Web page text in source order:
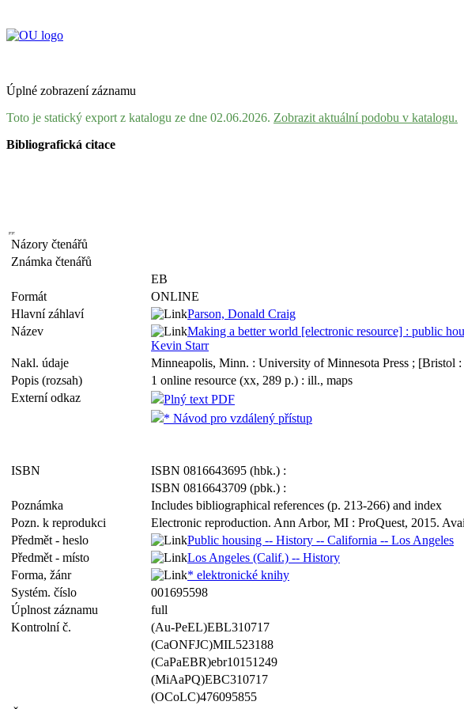
Úplné zobrazení záznamu
Toto je statický export z katalogu ze dne 02.06.2026. Zobrazit aktuální podobu v katalogu.
Bibliografická citace
Názory čtenářů
Známka čtenářů
EB
Formát
ONLINE
Hlavní záhlaví
Parson, Donald Craig
Název
Making a better world [electronic resource] : public
Kevin Starr
Nakl. údaje
Minneapolis, Minn. : University of Minnesota Press ; [Bristol
Popis (rozsah)
1 online resource (xx, 289 p.) : ill., maps
Externí odkaz
Plný text PDF
* Návod pro vzdálený přístup
ISBN
ISBN 0816643695 (hbk.) :
ISBN 0816643709 (pbk.) :
Poznámka
Includes bibliographical references (p. 213-266) and index
Pozn. k reprodukci
Electronic reproduction. Ann Arbor, MI : ProQuest, 2015.
Předmět - heslo
Public housing -- History -- California -- Los Angeles
Předmět - místo
Los Angeles (Calif.) -- History
Forma, žánr
* elektronické knihy
Systém. číslo
001695598
Úplnost záznamu
full
Kontrolní č.
(Au-PeEL)EBL310717
(CaONFJC)MIL523188
(CaPaEBR)ebr10151249
(MiAaPQ)EBC310717
(OCoLC)476095855